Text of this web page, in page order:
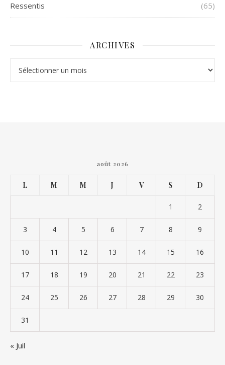
Ressentis (65)
ARCHIVES
août 2026
L M M J V S D
1 2
3 4 5 6 7 8 9
10 11 12 13 14 15 16
17 18 19 20 21 22 23
24 25 26 27 28 29 30
31
« Juil